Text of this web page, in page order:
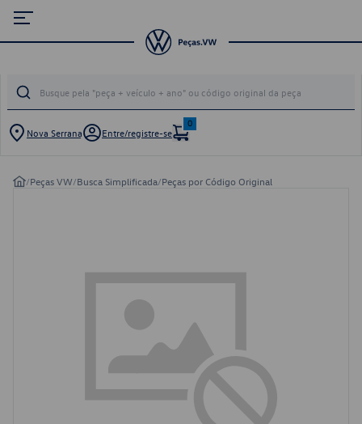
Nova Serrana Entre/registre-se
0
/Peças VW/Busca Simplificada/Peças por Código Original